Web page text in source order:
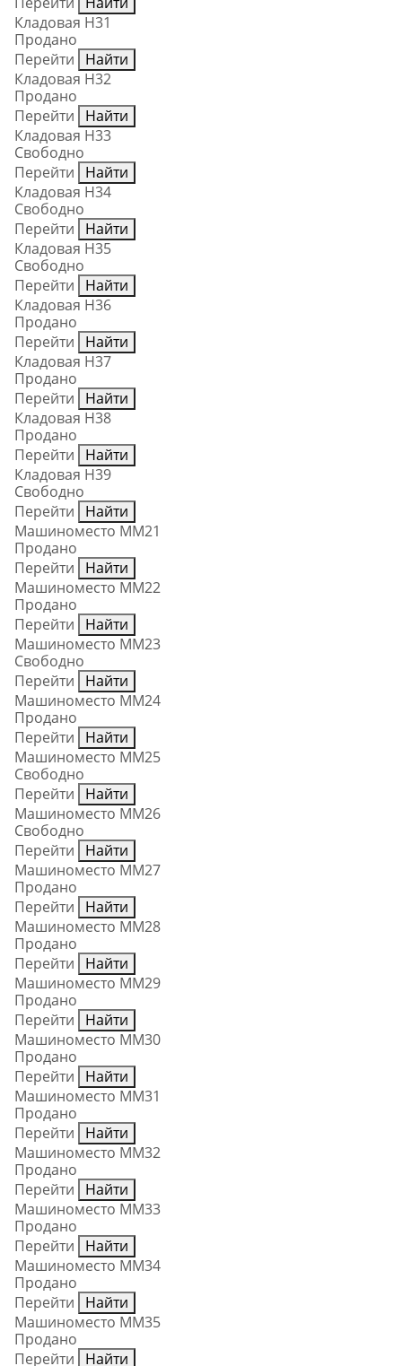
Кладовая Н31
Продано
Перейти
Найти
Кладовая Н32
Продано
Перейти
Найти
Кладовая Н33
Свободно
Перейти
Найти
Кладовая Н34
Свободно
Перейти
Найти
Кладовая Н35
Свободно
Перейти
Найти
Кладовая Н36
Продано
Перейти
Найти
Кладовая Н37
Продано
Перейти
Найти
Кладовая Н38
Продано
Перейти
Найти
Кладовая Н39
Свободно
Перейти
Найти
Машиноместо ММ21
Продано
Перейти
Найти
Машиноместо ММ22
Продано
Перейти
Найти
Машиноместо ММ23
Свободно
Перейти
Найти
Машиноместо ММ24
Продано
Перейти
Найти
Машиноместо ММ25
Свободно
Перейти
Найти
Машиноместо ММ26
Свободно
Перейти
Найти
Машиноместо ММ27
Продано
Перейти
Найти
Машиноместо ММ28
Продано
Перейти
Найти
Машиноместо ММ29
Продано
Перейти
Найти
Машиноместо ММ30
Продано
Перейти
Найти
Машиноместо ММ31
Продано
Перейти
Найти
Машиноместо ММ32
Продано
Перейти
Найти
Машиноместо ММ33
Продано
Перейти
Найти
Машиноместо ММ34
Продано
Перейти
Найти
Машиноместо ММ35
Продано
Перейти
Найти